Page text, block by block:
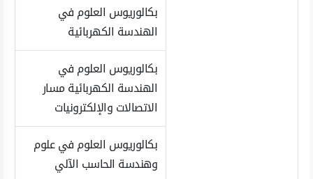
بكالوريوس العلوم في
الهندسة الكهربائية
بكالوريوس العلوم في
الهندسة الكهربائية مسار
الاتصالات والإلكترونيات
بكالوريوس العلوم في علوم
وهندسة الحاسب الآلي